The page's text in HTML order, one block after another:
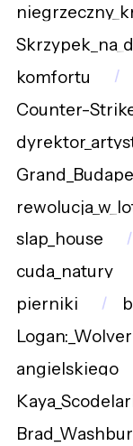
komfortu
Counter-
slap_house
cuda_natury
pierniki
angielskiego